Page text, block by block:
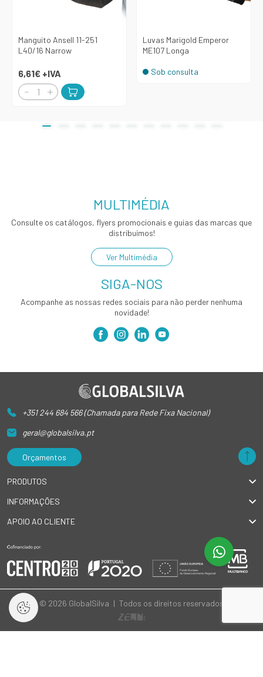
Manguito Ansell 11-251
L40/16 Narrow
6,61€ +IVA
Luvas Marigold Emperor
ME107 Longa
Sob consulta
MULTIMÉDIA
Consulte os catálogos, flyers promocionais e guias das marcas que
distribuímos!
Ver Multimédia
SIGA-NOS
Acompanhe as nossas redes sociais para não perder nenhuma
novidade!
+351 244 684 566 (Chamada para Rede Fixa Nacional)
geral@globalsilva.pt
Orçamentos
PRODUTOS
INFORMAÇÕES
APOIO AO CLIENTE
© 2026 GlobalSilva | Todos os direitos reservados